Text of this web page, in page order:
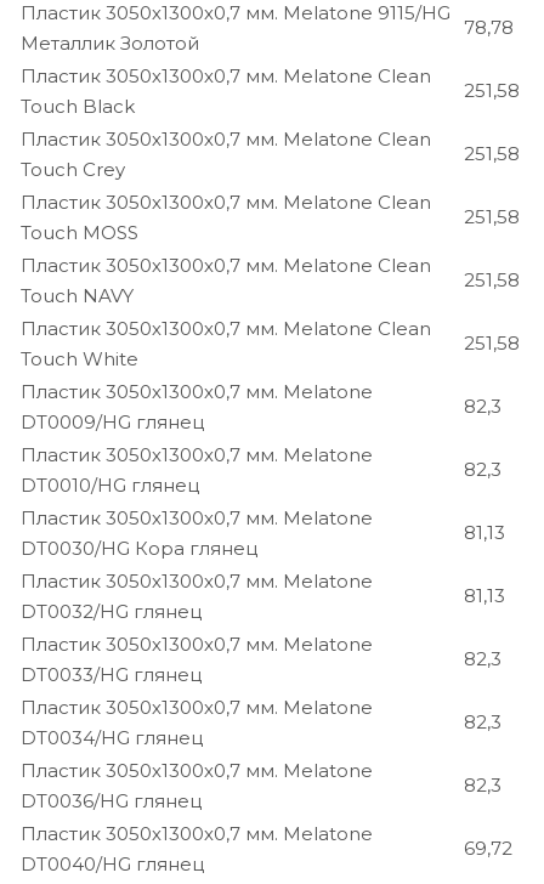
Пластик 3050х1300х0,7 мм. Melatone 9115/HG
Металлик Золотой
78,78
Пластик 3050х1300х0,7 мм. Melatone Clean
Touch Black
251,58
Пластик 3050х1300х0,7 мм. Melatone Clean
Touch Crey
251,58
Пластик 3050х1300х0,7 мм. Melatone Clean
Touch MOSS
251,58
Пластик 3050х1300х0,7 мм. Melatone Clean
Touch NAVY
251,58
Пластик 3050х1300х0,7 мм. Melatone Clean
Touch White
251,58
Пластик 3050х1300х0,7 мм. Melatone
DT0009/HG глянец
82,3
Пластик 3050х1300х0,7 мм. Melatone
DT0010/HG глянец
82,3
Пластик 3050х1300х0,7 мм. Melatone
DT0030/HG Кора глянец
81,13
Пластик 3050х1300х0,7 мм. Melatone
DT0032/HG глянец
81,13
Пластик 3050х1300х0,7 мм. Melatone
DT0033/HG глянец
82,3
Пластик 3050х1300х0,7 мм. Melatone
DT0034/HG глянец
82,3
Пластик 3050х1300х0,7 мм. Melatone
DT0036/HG глянец
82,3
Пластик 3050х1300х0,7 мм. Melatone
DT0040/HG глянец
69,72